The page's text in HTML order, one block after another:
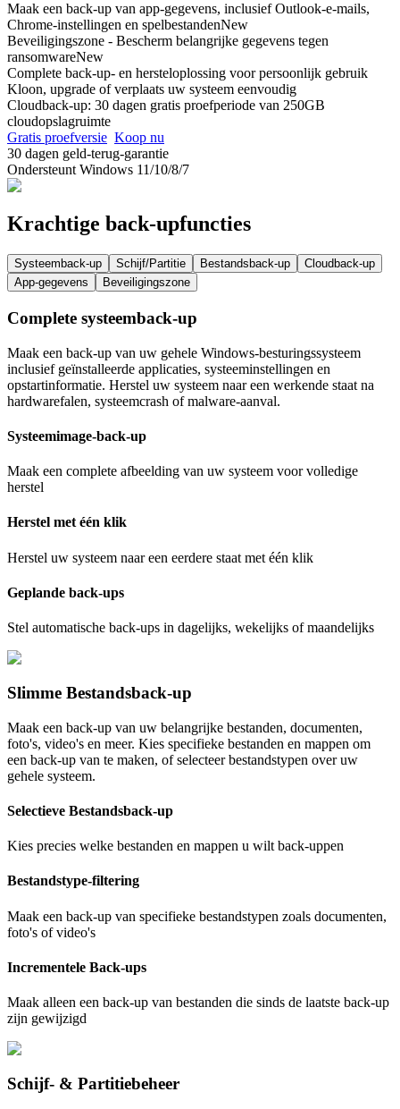
Maak een back-up van app-gegevens, inclusief Outlook-e-mails,
Chrome-instellingen en spelbestandenNew
Beveiligingszone - Bescherm belangrijke gegevens tegen
ransomwareNew
Complete back-up- en hersteloplossing voor persoonlijk gebruik
Kloon, upgrade of verplaats uw systeem eenvoudig
Cloudback-up: 30 dagen gratis proefperiode van 250GB
cloudopslagruimte
Gratis proefversie Koop nu
30 dagen geld-terug-garantie
Ondersteunt Windows 11/10/8/7
Krachtige back-upfuncties
Systeemback-up Schijf/Partitie Bestandsback-up
Cloudback-up
App-gegevens
Beveiligingszone
Complete systeemback-up
Maak een back-up van uw gehele Windows-besturingssysteem
inclusief geïnstalleerde applicaties, systeeminstellingen en
opstartinformatie. Herstel uw systeem naar een werkende staat na
hardwarefalen, systeemcrash of malware-aanval.
Systeemimage-back-up
Maak een complete afbeelding van uw systeem voor volledige
herstel
Herstel met één klik
Herstel uw systeem naar een eerdere staat met één klik
Geplande back-ups
Stel automatische back-ups in dagelijks, wekelijks of maandelijks
Slimme Bestandsback-up
Maak een back-up van uw belangrijke bestanden, documenten,
foto's, video's en meer. Kies specifieke bestanden en mappen om
een back-up van te maken, of selecteer bestandstypen over uw
gehele systeem.
Selectieve Bestandsback-up
Kies precies welke bestanden en mappen u wilt back-uppen
Bestandstype-filtering
Maak een back-up van specifieke bestandstypen zoals documenten,
foto's of video's
Incrementele Back-ups
Maak alleen een back-up van bestanden die sinds de laatste back-up
zijn gewijzigd
Schijf- & Partitiebeheer